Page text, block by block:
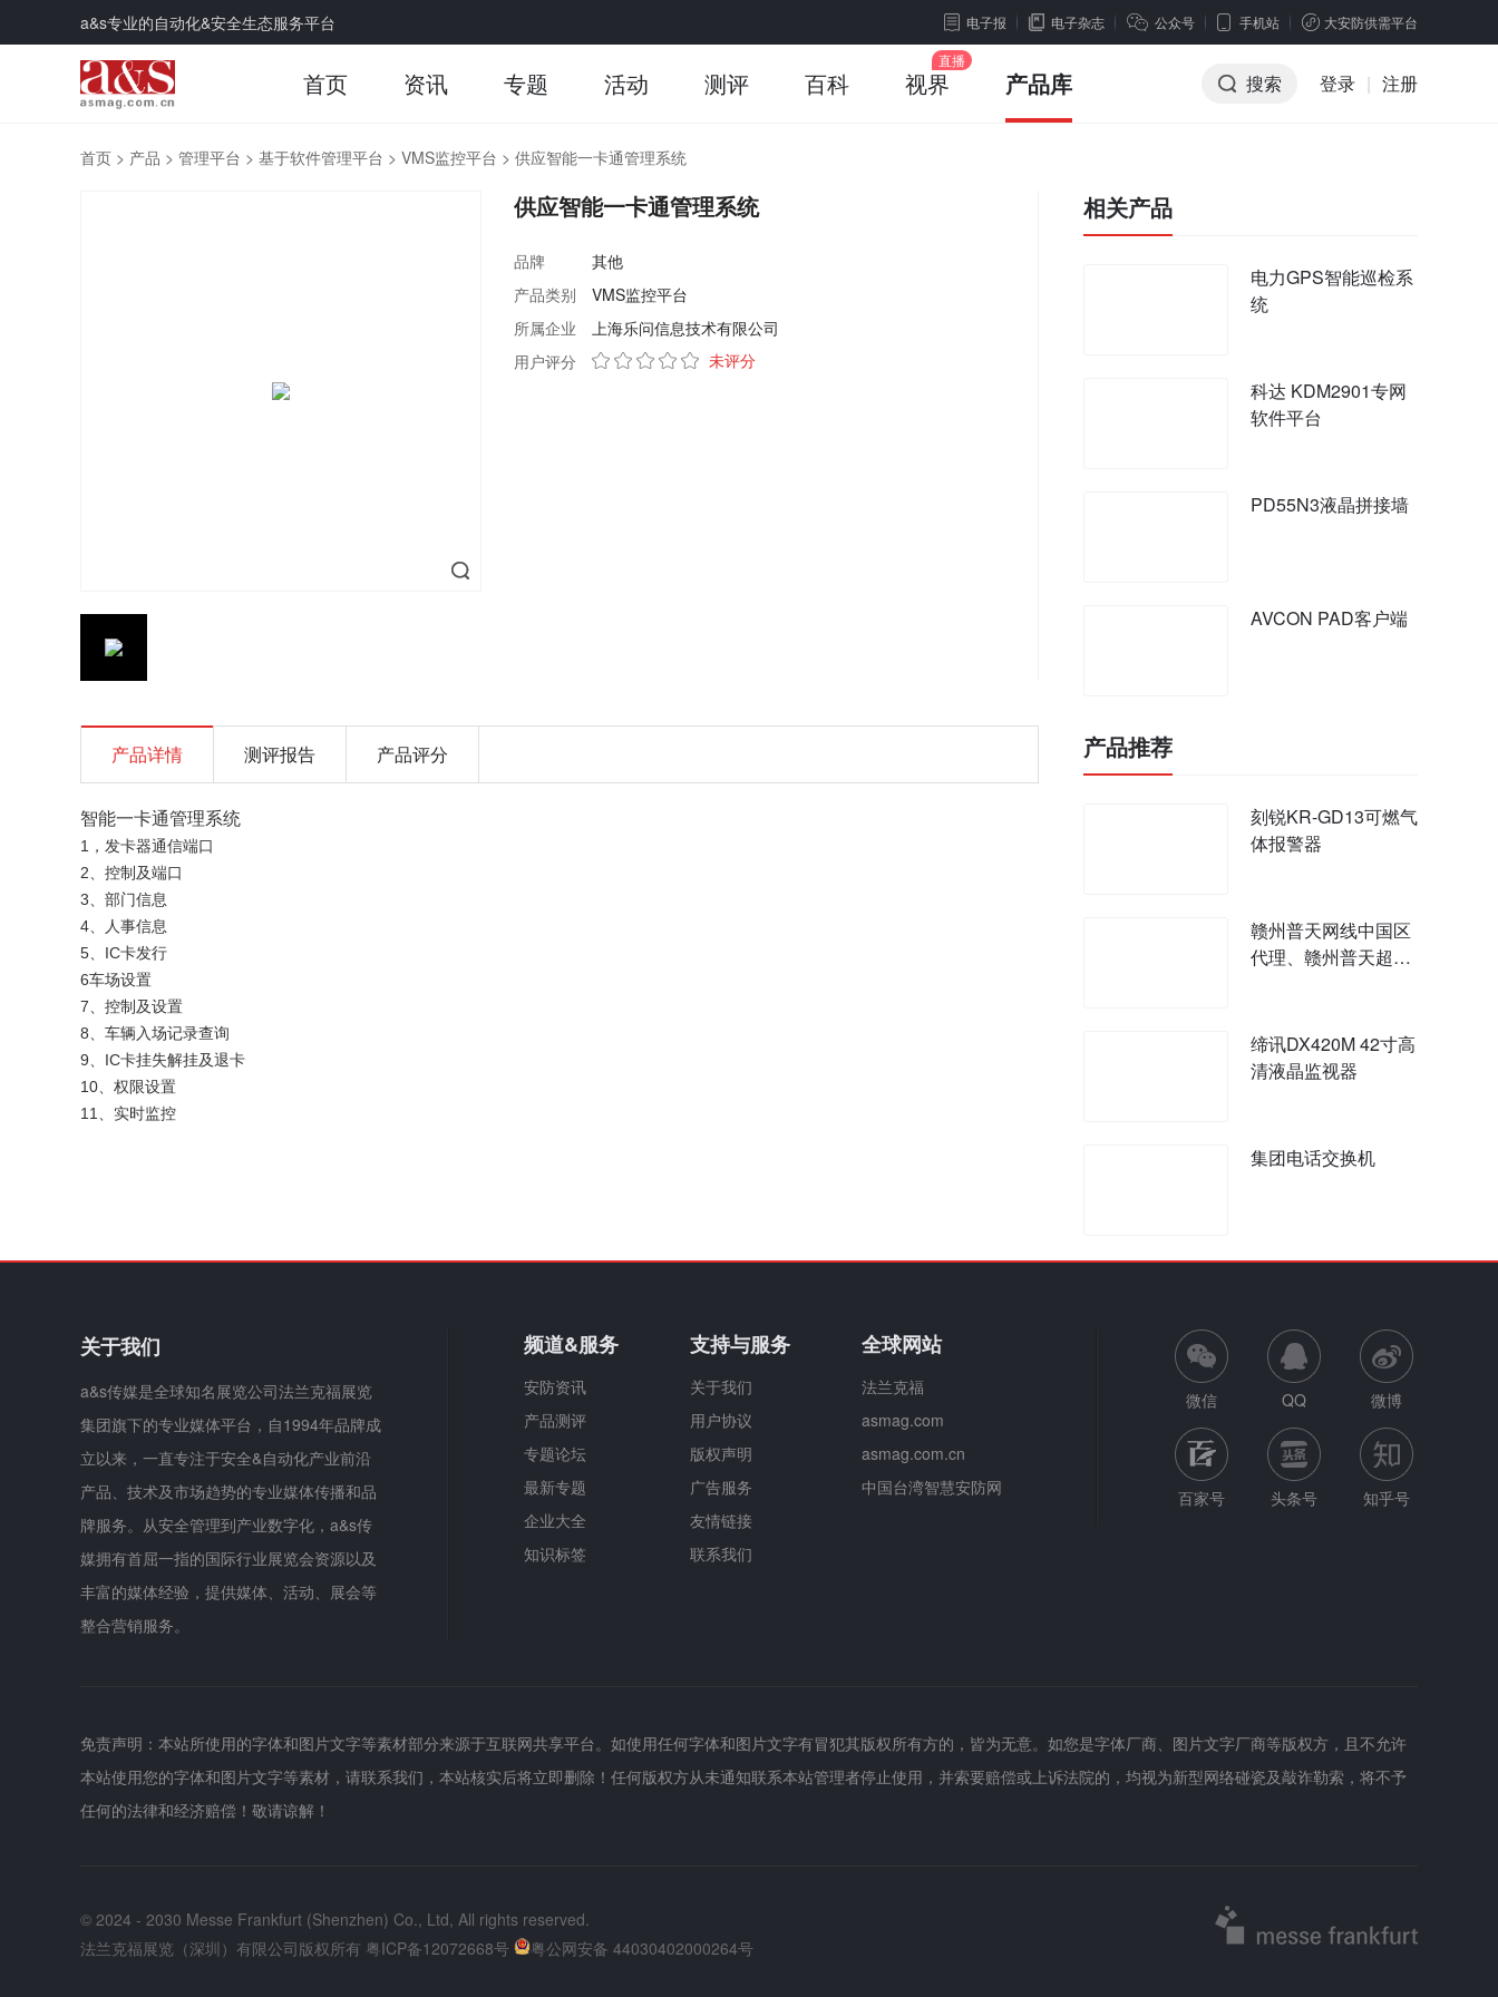
a&s专业的自动化&安全生态服务平台 电子报 电子杂志 公众号 手机站 大安防供需平台
首页 资讯 专题 活动 测评 百科 视界 产品库 搜索 登录 | 注册
首页 > 产品 > 管理平台 > 基于软件管理平台 > VMS监控平台 > 供应智能一卡通管理系统
供应智能一卡通管理系统
品牌
其他
产品类别
VMS监控平台
所属企业
上海乐问信息技术有限公司
用户评分
未评分
产品详情 测评报告 产品评分
智能一卡通管理系统
1，发卡器通信端口
2、控制及端口
3、部门信息
4、人事信息
5、IC卡发行
6车场设置
7、控制及设置
8、车辆入场记录查询
9、IC卡挂失解挂及退卡
10、权限设置
11、实时监控
相关产品
电力GPS智能巡检系
统
科达 KDM2901专网
软件平台
PD55N3液晶拼接墙
AVCON PAD客户端
产品推荐
刻锐KR-GD13可燃气
体报警器
赣州普天网线中国区
代理、赣州普天超五
缔讯DX420M 42寸高
清液晶监视器
集团电话交换机
关于我们
a&s传媒是全球知名展览公司法兰克福展览
集团旗下的专业媒体平台，自1994年品牌成
立以来，一直专注于安全&自动化产业前沿
产品、技术及市场趋势的专业媒体传播和品
牌服务。从安全管理到产业数字化，a&s传
媒拥有首屈一指的国际行业展览会资源以及
丰富的媒体经验，提供媒体、活动、展会等
整合营销服务。
频道&服务
安防资讯
产品测评
专题论坛
最新专题
企业大全
知识标签
支持与服务
关于我们
用户协议
版权声明
广告服务
友情链接
联系我们
全球网站
法兰克福
asmag.com
asmag.com.cn
中国台湾智慧安防网
微信 QQ 微博
百家号 头条号 知乎号
免责声明：本站所使用的字体和图片文字等素材部分来源于互联网共享平台。如使用任何字体和图片文字有冒犯其版权所有方的，皆为无意。如您是字体厂商、图片文字厂商等版权方，且不允许
本站使用您的字体和图片文字等素材，请联系我们，本站核实后将立即删除！任何版权方从未通知联系本站管理者停止使用，并索要赔偿或上诉法院的，均视为新型网络碰瓷及敲诈勒索，将不予
任何的法律和经济赔偿！敬请谅解！
© 2024 - 2030 Messe Frankfurt (Shenzhen) Co., Ltd, All rights reserved.
法兰克福展览（深圳）有限公司版权所有 粤ICP备12072668号 粤公网安备 44030402000264号